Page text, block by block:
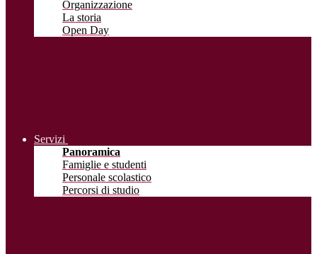
Organizzazione
La storia
Open Day
Servizi
Panoramica
Famiglie e studenti
Personale scolastico
Percorsi di studio